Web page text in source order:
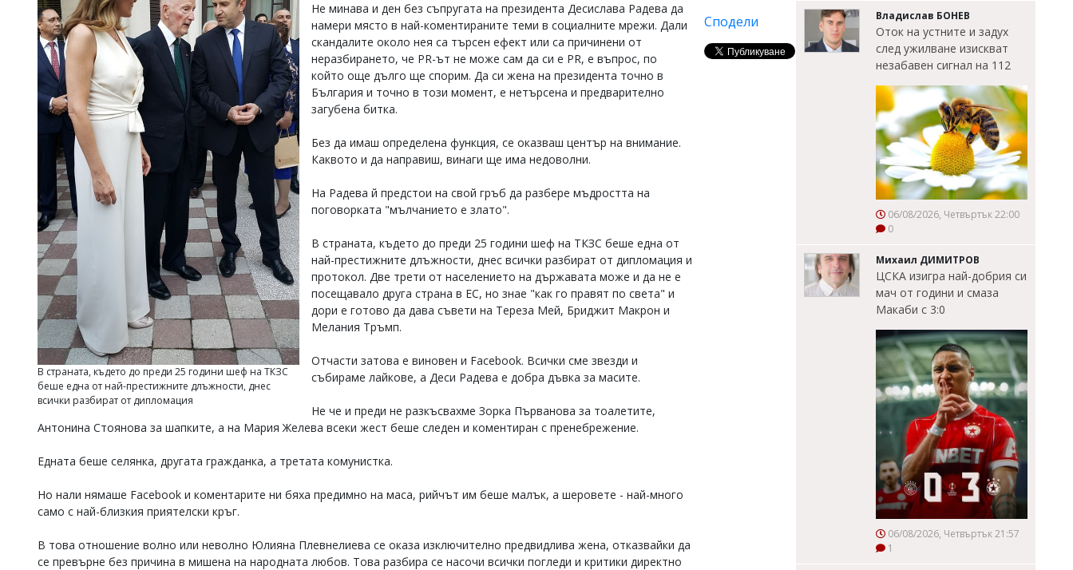
Управители:
Веселин
Василев,
v.vasilev@flagman.bg
Касабова,
k.kassabova@flagman.bg
office@flagman.bg
Коментарите
статиите
въвеждат
читателите
редакцията
отговорност
обиден
коментар,
сигнализирайте
В страната, където до преди 25 години шеф на ТКЗС
беше една от най-престижните длъжности, днес
всички разбират от дипломация
Не минава и ден без съпругата на президента Десислава Радева да
намери място в най-коментираните теми в социалните мрежи. Дали
скандалите около нея са търсен ефект или са причинени от
неразбирането, че PR-ът не може сам да си е PR, е въпрос, по
който още дълго ще спорим. Да си жена на президента точно в
България и точно в този момент, е нетърсена и предварително
загубена битка.
Без да имаш определена функция, се оказваш център на внимание.
Каквото и да направиш, винаги ще има недоволни.
На Радева й предстои на свой гръб да разбере мъдростта на
поговорката "мълчанието е злато".
В страната, където до преди 25 години шеф на ТКЗС беше една от
най-престижните длъжности, днес всички разбират от дипломация и
протокол. Две трети от населението на държавата може и да не е
посещавало друга страна в ЕС, но знае "как го правят по света" и
дори е готово да дава съвети на Тереза Мей, Бриджит Макрон и
Мелания Тръмп.
Отчасти затова е виновен и Facebook. Всички сме звезди и
събираме лайкове, а Деси Радева е добра дъвка за масите.
Не че и преди не разкъсвахме Зорка Първанова за тоалетите,
Антонина Стоянова за шапките, а на Мария Желева всеки жест беше следен и коментиран с пренебрежение.
Едната беше селянка, другата гражданка, а третата комунистка.
Но нали нямаше Facebook и коментарите ни бяха предимно на маса, рийчът им беше малък, а шеровете - най-много
само с най-близкия приятелски кръг.
В това отношение волно или неволно Юлияна Плевнелиева се оказа изключително предвидлива жена, отказвайки да
се превърне без причина в мишена на народната любов. Това разбира се насочи всички погледи и критики директно
Сподели Владислав БОНЕВ
Оток на устните и задух
след ужилване изискват
незабавен сигнал на 112
06/08/2026, Четвъртък 22:00
0
Михаил ДИМИТРОВ
ЦСКА изигра най-добрия си
мач от години и смаза
Макаби с 3:0
06/08/2026, Четвъртък 21:57
1